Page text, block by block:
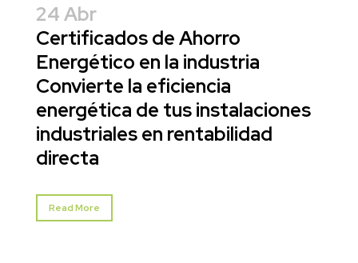
24 Abr
Certificados de Ahorro
Energético en la industria
Convierte la eficiencia
energética de tus instalaciones
industriales en rentabilidad
directa
Read More